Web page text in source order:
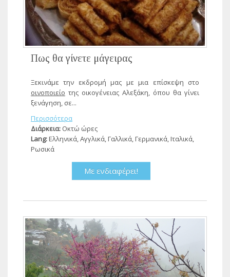
Πως θα γίνετε μάγειρας
Ξεκινάμε την εκδρομή μας με μια επίσκεψη στο
οινοποιείο της οικογένειας Αλεξάκη, όπου θα γίνει
ξενάγηση, σε...
Περισσότερα
Διάρκεια: Οκτώ ώρες
Lang:Ελληνικά, Αγγλικά, Γαλλικά, Γερμανικά, Ιταλικά,
Ρωσικά
Με ενδιαφέρει!